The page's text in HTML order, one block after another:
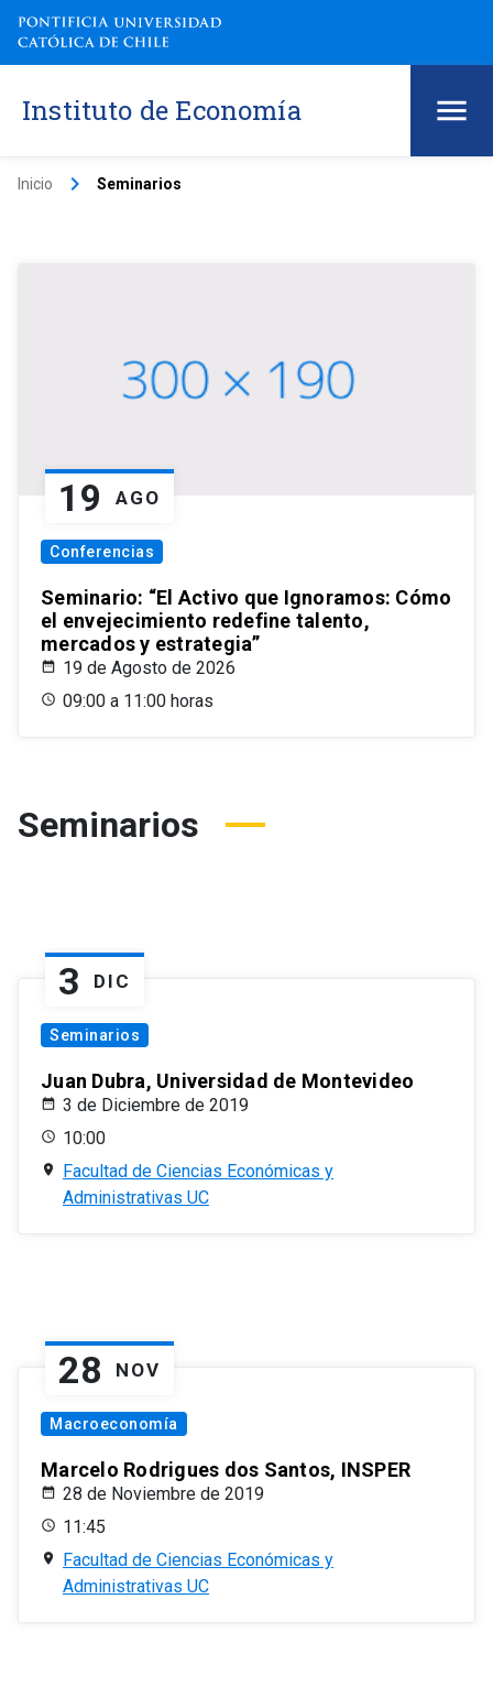
Instituto de Economía
Inicio keyboard_arrow_right Seminarios
19 AGO
Conferencias
Seminario: “El Activo que Ignoramos: Cómo
el envejecimiento redefine talento,
mercados y estrategia”
19 de Agosto de 2026
09:00 a 11:00 horas
Seminarios
3 DIC
Seminarios
Juan Dubra, Universidad de Montevideo
3 de Diciembre de 2019
10:00
Facultad de Ciencias Económicas y
Administrativas UC
28 NOV
Macroeconomía
Marcelo Rodrigues dos Santos, INSPER
28 de Noviembre de 2019
11:45
Facultad de Ciencias Económicas y
Administrativas UC